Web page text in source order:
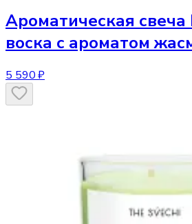
Ароматическая свеча
воска с ароматом
5 590 ₽